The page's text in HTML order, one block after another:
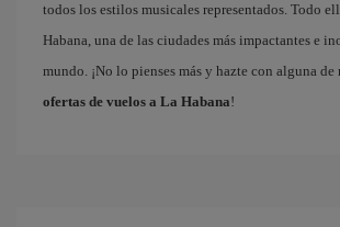
todos los estilos musicales representados. Todo
Habana, una de las ciudades más impactantes e
mundo. ¡No lo pienses más y hazte con alguna de
ofertas de vuelos a La Habana!